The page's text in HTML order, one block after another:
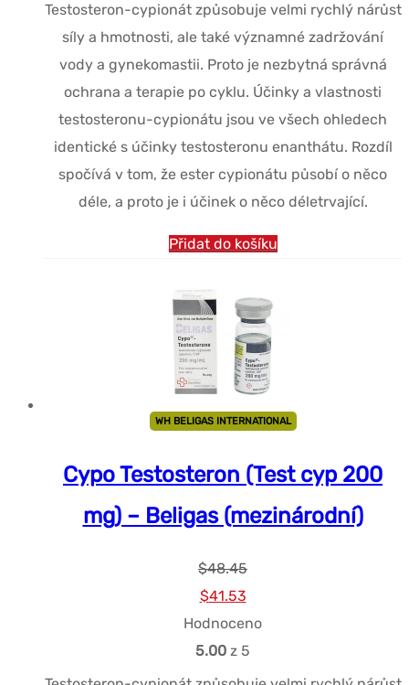
byla:
$61.14.
je:
$33.45.
Testosteron-cypionát způsobuje velmi rychlý nárůst
síly a hmotnosti, ale také významné zadržování
vody a gynekomastii. Proto je nezbytná správná
ochrana a terapie po cyklu. Účinky a vlastnosti
testosteronu-cypionátu jsou ve všech ohledech
identické s účinky testosteronu enanthátu. Rozdíl
spočívá v tom, že ester cypionátu působí o něco
déle, a proto je i účinek o něco déletrvající.
Přidat do košíku
WH BELIGAS INTERNATIONAL
Cypo Testosteron (Test cyp 200
mg) – Beligas (mezinárodní)
$48.45
Původní
cena
byla:
$48.45.
$41.53Současná
cena
je:
$41.53.
Hodnoceno
5.00 z 5